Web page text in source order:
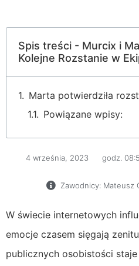
Spis treści - Murcix i
Kolejne Rozstanie w
Marta potwierdziła
Powiązane wpisy:
4 września, 2023 godz.
Zawodnicy: Mateusz
W świecie internetowych
emocje czasem sięgają
publicznych osobistości